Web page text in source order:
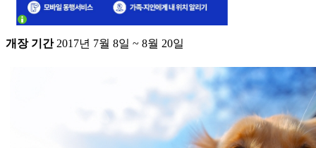
개장 기간2017년 7월 8일 ~ 8월 20일